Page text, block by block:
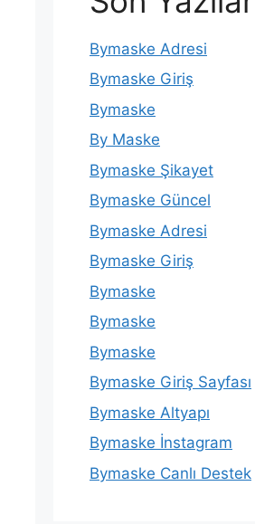
Bymaske Adresi
Bymaske Giriş
Bymaske
By Maske
Bymaske Şikayet
Bymaske Güncel
Bymaske Adresi
Bymaske Giriş
Bymaske
Bymaske
Bymaske
Bymaske Giriş Sayfası
Bymaske Altyapı
Bymaske İnstagram
Bymaske Canlı Destek